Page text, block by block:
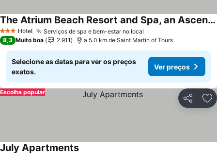
3 EstrelasHotel Serviços de spa e bem-estar no local
The Atrium Beach Resort and Spa, an Ascend Collection Resort
8,3 Muito boa 2.911 a 5.0 km de Saint Martin of Tours
Selecione as datas para ver os preços
exatos.
Ver preços
Partilhar
Escolha popular
July Apartments